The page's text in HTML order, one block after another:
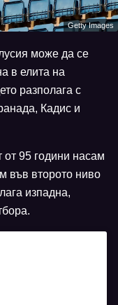
Getty Images
може да се
в елита на
разполага с
Кадис и
от 95 години насам
във второто ниво
изпадна,